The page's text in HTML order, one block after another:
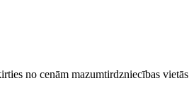
no cenām mazumtirdzniecības vietās